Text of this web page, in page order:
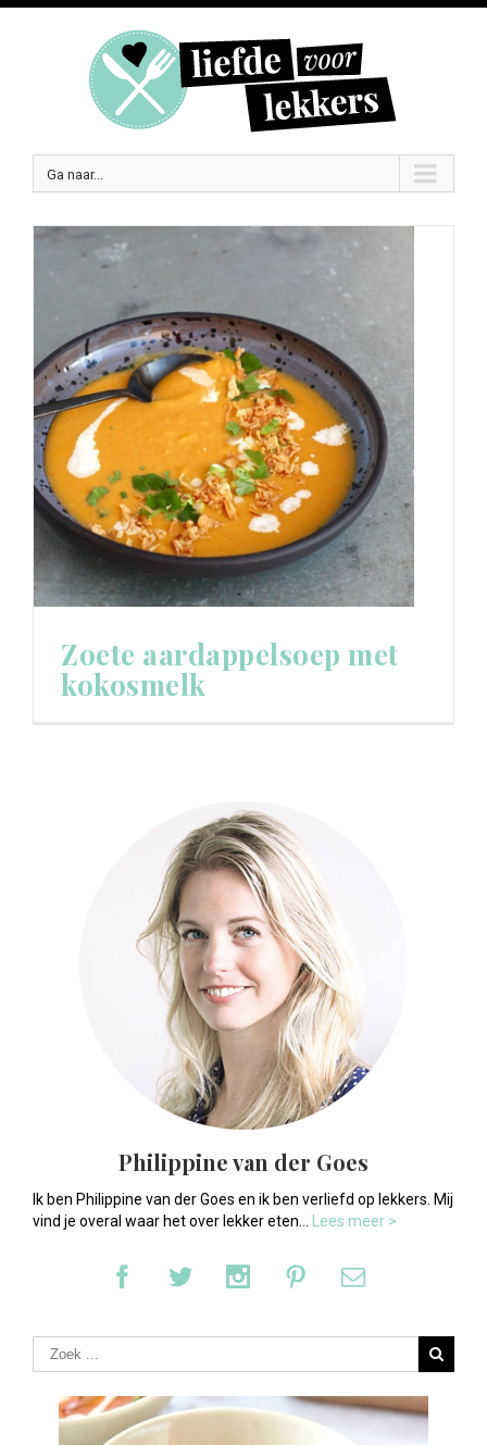
Ga naar...
Zoete aardappelsoep met
kokosmelk
Philippine van der Goes
Ik ben Philippine van der Goes en ik ben verliefd op lekkers. Mij
vind je overal waar het over lekker eten...
Lees meer >